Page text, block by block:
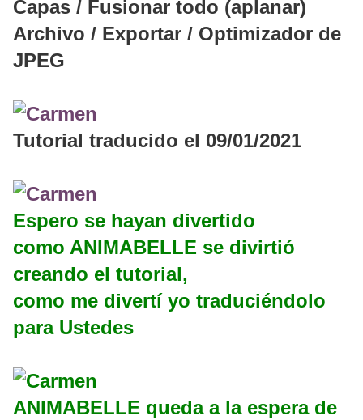
Capas / Fusionar todo (aplanar)
Archivo / Exportar / Optimizador de
JPEG
Tutorial traducido el 09/01/2021
Espero se hayan divertido
como ANIMABELLE se divirtió
creando el tutorial,
como me divertí yo traduciéndolo
para Ustedes
ANIMABELLE queda a la espera de